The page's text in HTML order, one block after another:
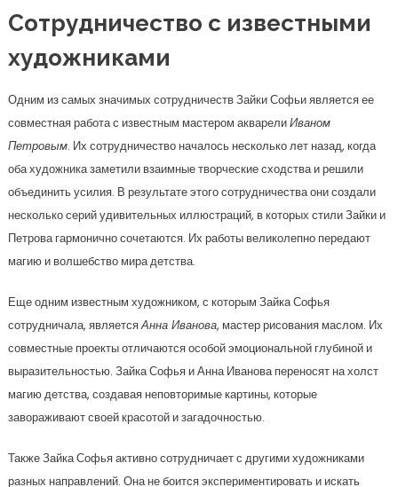
Сотрудничество с известными
художниками
Одним из самых значимых сотрудничеств Зайки Софьи является ее
совместная работа с известным мастером акварелиИваном
Петровым. Их сотрудничество началось несколько лет назад, когда
оба художника заметили взаимные творческие сходства и решили
объединить усилия. В результате этого сотрудничества они создали
несколько серий удивительных иллюстраций, в которых стили Зайки и
Петрова гармонично сочетаются. Их работы великолепно передают
магию и волшебство мира детства.
Еще одним известным художником, с которым Зайка Софья
сотрудничала, являетсяАнна Иванова, мастер рисования маслом. Их
совместные проекты отличаются особой эмоциональной глубиной и
выразительностью. Зайка Софья и Анна Иванова переносят на холст
магию детства, создавая неповторимые картины, которые
завораживают своей красотой и загадочностью.
Также Зайка Софья активно сотрудничает с другими художниками
разных направлений. Она не боится экспериментировать и искать